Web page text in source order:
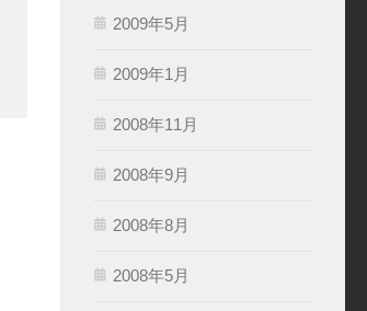
2009年5月
2009年1月
2008年11月
2008年9月
2008年8月
2008年5月